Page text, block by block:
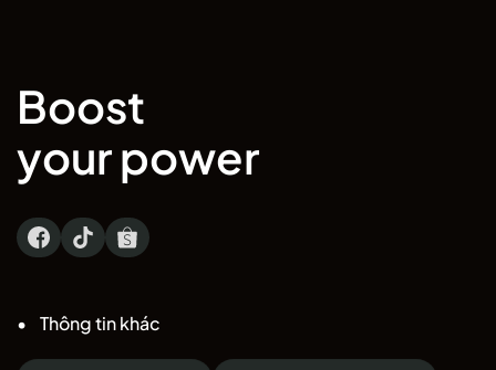
Boost
your power
Thông tin khác